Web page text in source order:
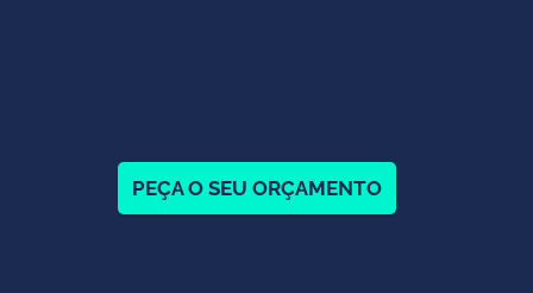
PEÇA O SEU ORÇAMENTO